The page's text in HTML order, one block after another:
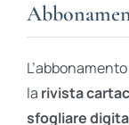
Ares Gold
Ares Digital
la rivista
sfogliare